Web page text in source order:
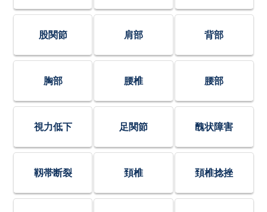
股関節 肩部 背部
胸部 腰椎 腰部
視力低下 足関節 醜状障害
靱帯断裂 頚椎 頚椎捻挫